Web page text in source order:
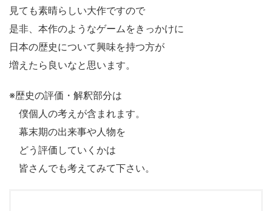
見ても素晴らしい大作ですので
是非、本作のようなゲームをきっかけに
日本の歴史について興味を持つ方が
増えたら良いなと思います。
※歴史の評価・解釈部分は
僕個人の考えが含まれます。
幕末期の出来事や人物を
どう評価していくかは
皆さんでも考えてみて下さい。